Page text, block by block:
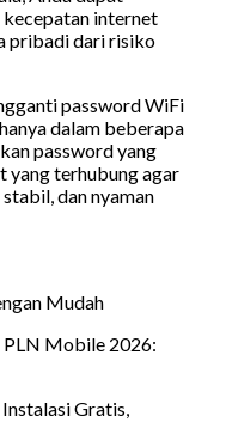
kecepatan internet
pribadi dari risiko
password WiFi
dalam beberapa
password yang
yang terhubung agar
dan nyaman
Mudah
Mobile 2026:
Gratis,